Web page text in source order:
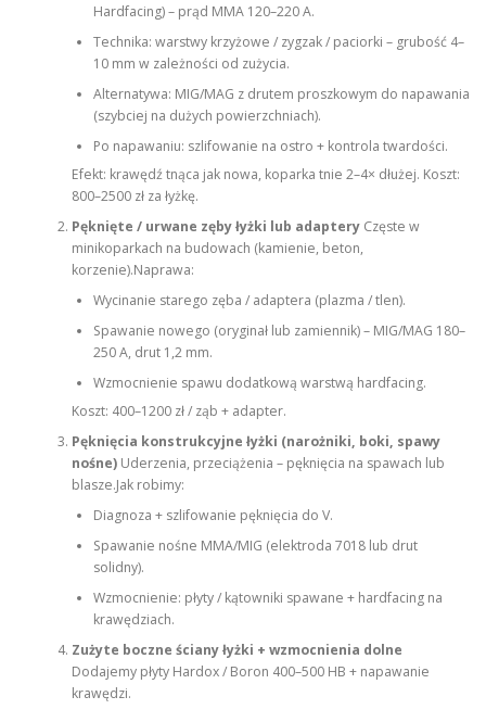
Hardfacing) – prąd MMA 120–220 A.
Technika: warstwy krzyżowe / zygzak / paciorki – grubość 4–
10 mm w zależności od zużycia.
Alternatywa: MIG/MAG z drutem proszkowym do napawania
(szybciej na dużych powierzchniach).
Po napawaniu: szlifowanie na ostro + kontrola twardości.
Efekt: krawędź tnąca jak nowa, koparka tnie 2–4× dłużej. Koszt:
800–2500 zł za łyżkę.
Pęknięte / urwane zęby łyżki lub adapteryCzęste w
minikoparkach na budowach (kamienie, beton,
korzenie).Naprawa:
Wycinanie starego zęba / adaptera (plazma / tlen).
Spawanie nowego (oryginał lub zamiennik) – MIG/MAG 180–
250 A, drut 1,2 mm.
Wzmocnienie spawu dodatkową warstwą hardfacing.
Koszt: 400–1200 zł / ząb + adapter.
Pęknięcia konstrukcyjne łyżki (narożniki, boki, spawy
nośne)Uderzenia, przeciążenia – pęknięcia na spawach lub
blasze.Jak robimy:
Diagnoza + szlifowanie pęknięcia do V.
Spawanie nośne MMA/MIG (elektroda 7018 lub drut
solidny).
Wzmocnienie: płyty / kątowniki spawane + hardfacing na
krawędziach.
Zużyte boczne ściany łyżki + wzmocnienia dolne
Dodajemy płyty Hardox / Boron 400–500 HB + napawanie
krawędzi.